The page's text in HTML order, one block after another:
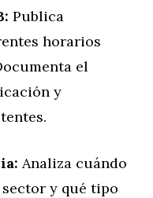
Publica
horarios
el
y
Analiza cuándo
y qué tipo